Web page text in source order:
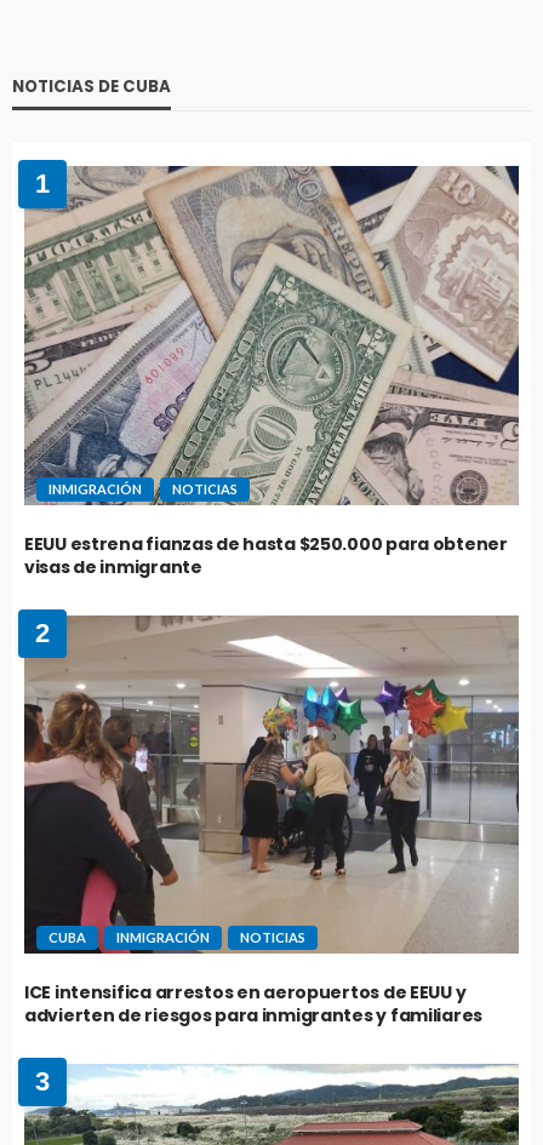
NOTICIAS DE CUBA
1
INMIGRACIÓN NOTICIAS
EEUU estrena fianzas de hasta $250.000 para obtener
visas de inmigrante
2
CUBA INMIGRACIÓN NOTICIAS
ICE intensifica arrestos en aeropuertos de EEUU y
advierten de riesgos para inmigrantes y familiares
3